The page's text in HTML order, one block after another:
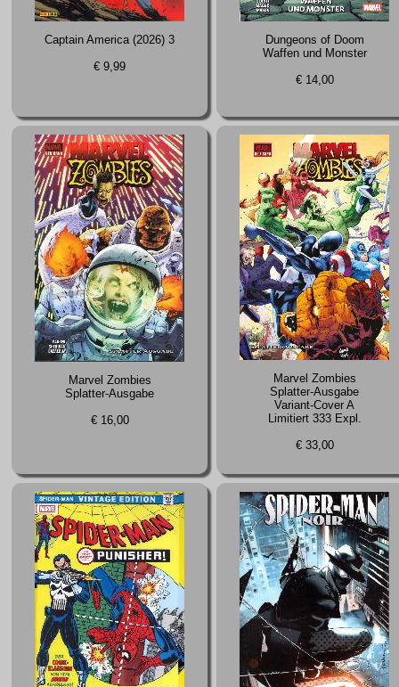
Captain America (2026) 3
€ 9,99
Dungeons of Doom
Waffen und Monster
€ 14,00
Marvel Zombies
Splatter-Ausgabe
€ 16,00
Marvel Zombies
Splatter-Ausgabe
Variant-Cover A
Limitiert 333 Expl.
€ 33,00